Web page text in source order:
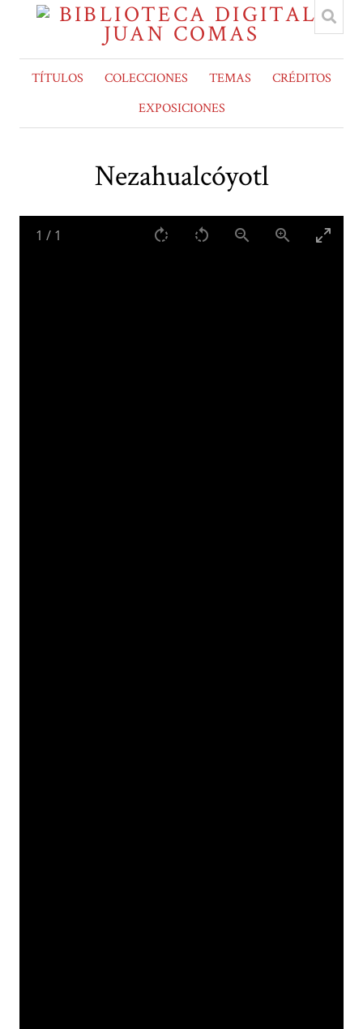
TÍTULOS COLECCIONES TEMAS
CRÉDITOS
EXPOSICIONES
Nezahualcóyotl
1 / 1